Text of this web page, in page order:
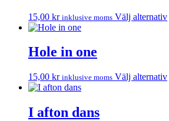
15,00 kr inklusive moms Välj alternativ
Hole in one
15,00 kr inklusive moms Välj alternativ
I afton dans